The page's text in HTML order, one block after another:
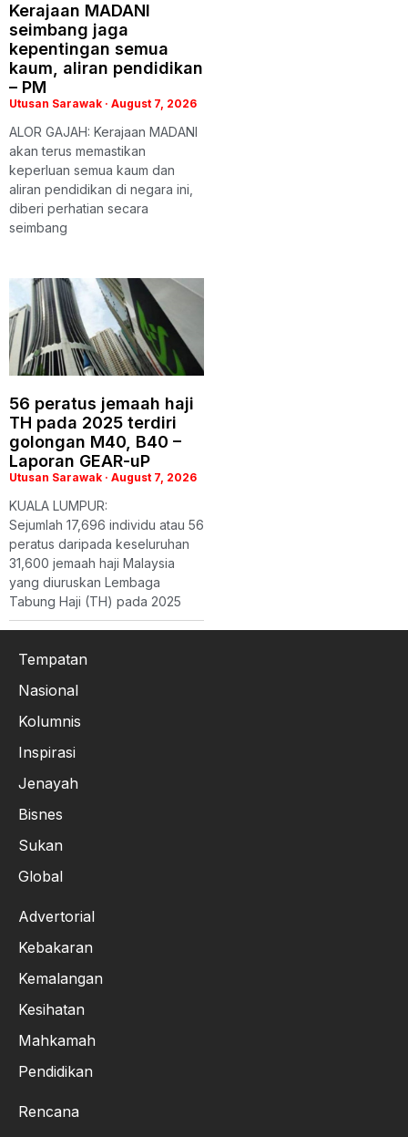
Kerajaan MADANI
seimbang jaga
kepentingan semua
kaum, aliran pendidikan
– PM
Utusan Sarawak August 7, 2026
ALOR GAJAH: Kerajaan MADANI
akan terus memastikan
keperluan semua kaum dan
aliran pendidikan di negara ini,
diberi perhatian secara
seimbang
56 peratus jemaah haji
TH pada 2025 terdiri
golongan M40, B40 –
Laporan GEAR-uP
Utusan Sarawak August 7, 2026
KUALA LUMPUR:
Sejumlah 17,696 individu atau 56
peratus daripada keseluruhan
31,600 jemaah haji Malaysia
yang diuruskan Lembaga
Tabung Haji (TH) pada 2025
Tempatan
Nasional
Kolumnis
Inspirasi
Jenayah
Bisnes
Sukan
Global
Advertorial
Kebakaran
Kemalangan
Kesihatan
Mahkamah
Pendidikan
Rencana